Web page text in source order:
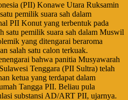
(PII) Konawe Utara Ruksamin
pemilik suara sah dalam
PII Konut yang terbentuk pada
satu pemilik suara sah dalam Muswil
yang ditengarai beraroma
salah satu calon terkuak.
bahwa panitia Musyawarah
Tenggara (PII Sultra) telah
ketua yang terdapat dalam
Tangga PII. Beliau pula
substansi AD/ART PII, ujarnya.